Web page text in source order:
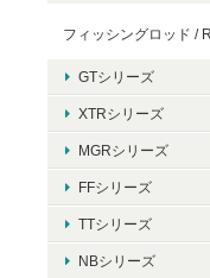
フィッシングロッド /
GTシリーズ
XTRシリーズ
MGRシリーズ
FFシリーズ
TTシリーズ
NBシリーズ